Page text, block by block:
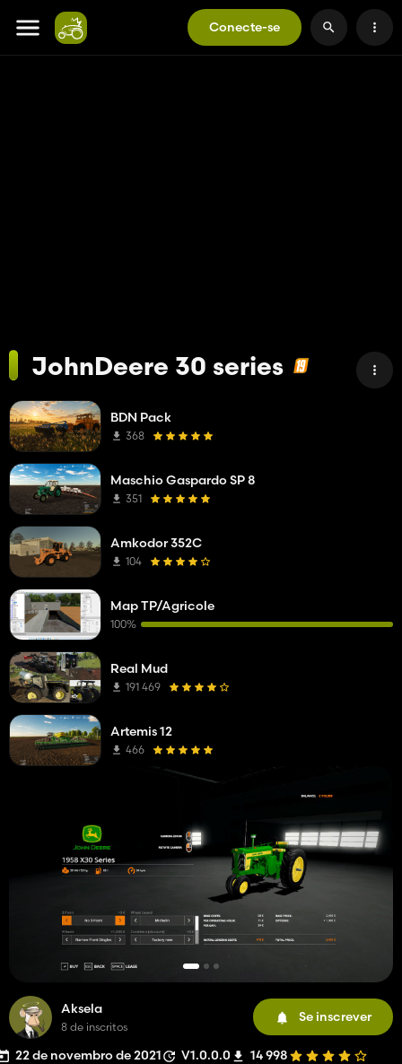
Conecte-se
JohnDeere 30 series
Aksela
8 de inscritos
Se inscrever
22 de novembro de 2021 V1.0.0.0 14 998
BDN Pack
368
Maschio Gaspardo SP 8
351
Amkodor 352C
104
Map TP/Agricole
100%
Real Mud
191 469
Artemis 12
466